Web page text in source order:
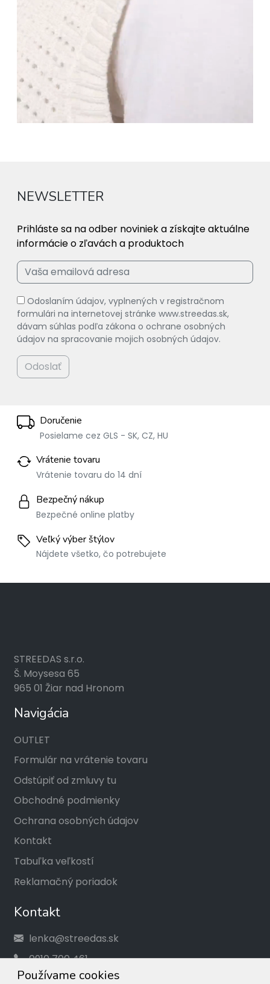
NEWSLETTER
Prihláste sa na odber noviniek a získajte aktuálne
informácie o zľavách a produktoch
Odoslaním údajov, vyplnených v registračnom
formulári na internetovej stránke www.streedas.sk,
dávam súhlas podľa zákona o ochrane osobných
údajov na spracovanie mojich osobných údajov.
Odoslať
Doručenie
Posielame cez GLS - SK, CZ, HU
Vrátenie tovaru
Vrátenie tovaru do 14 dní
Bezpečný nákup
Bezpečné online platby
Veľký výber štýlov
Nájdete všetko, čo potrebujete
Používame cookies
STREEDAS s.r.o.
Š. Moysesa 65
965 01 Žiar nad Hronom
Navigácia
OUTLET
Formulár na vrátenie tovaru
Odstúpiť od zmluvy tu
Obchodné podmienky
Ochrana osobných údajov
Kontakt
Tabuľka veľkostí
Reklamačný poriadok
Kontakt
lenka@streedas.sk
0910 700 461